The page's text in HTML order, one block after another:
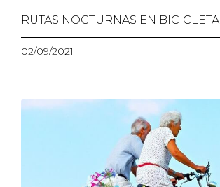
RUTAS NOCTURNAS EN BICICLETA
02/09/2021